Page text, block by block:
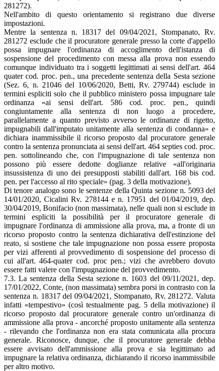
281272).
Nell'ambito di questo orientamento si registrano due diverse
impostazioni.
Mentre la sentenza n. 18317 del 09/04/2021, Stompanato, Rv.
281272 esclude che il procuratore generale presso la corte d'appello
possa impugnare l'ordinanza di accoglimento dell'istanza di
sospensione del procedimento con messa alla prova non essendo
comunque individuato tra i soggetti legittimati ai sensi dell'art. 464
quater cod. proc. pen., una precedente sentenza della Sesta sezione
(Sez. 6, n. 21046 del 10/06/2020, Betti, Rv. 279744) esclude in
termini espliciti solo che il pubblico ministero possa impugnare tale
ordinanza «ai sensi dell'art. 586 cod. proc. pen., quindi
congiuntamente alla sentenza di non luogo a procedere,
parallelamente a quanto previsto avverso le ordinanze di rigetto,
impugnabili dall'imputato unitamente alla sentenza di condanna» e
dichiara inammissibile il ricorso proposto dal procuratore generale
contro la sentenza pronunciata ai sensi dell'art. 464 septies cod. proc.
pen. sottolineando che, con l'impugnazione di tale sentenza non
possono più essere dedotte doglianze relative «all'originaria
insussistenza di uno dei presupposti stabiliti dall'art. 168 bis cod.
pen. per l'accesso al rito speciale» (pag. 3 della motivazione).
Di tenore analogo sono le sentenze della Quinta sezione n. 5093 del
14/01/2020, Cicalini Rv. 278144 e n. 17951 del 01/04/2019, dep.
30/04/2019, Bonifacio (non massimata), nelle quali non si esclude in
termini espliciti la possibilità per il procuratore generale di
impugnare l'ordinanza di ammissione alla prova, ma, a fronte di un
ricorso proposto contro la sentenza dichiarativa dell'estinzione del
reato, si sostiene che tale impugnazione non possa essere proposta
per vizi afferenti al provvedimento di sospensione del processo di
cui all'art. 464-quater cod. proc pen.; vizi che avrebbero dovuto
essere fatti valere con l'impugnazione del provvedimento.
7.3. La sentenza della Sesta sezione n. 1603 del 09/11/2021, dep.
17/01/2022, Conte, (non massimata) sembra porsi in contrasto con la
sentenza n. 18317 del 09/04/2021, Stompanato, Rv. 281272. Valuta
infatti «tempestivo» (così testualmente pag. 5 della motivazione) il
ricorso proposto dal procuratore generale contro un'ordinanza di
ammissione alla prova - ancorché proposto unitamente alla sentenza
- rilevando che l'ordinanza non era stata comunicata alla procura
generale. Riconosce, dunque, che il procuratore generale debba
essere avvisato dell'ammissione alla prova e sia legittimato ad
impugnare la relativa ordinanza, dichiarando il ricorso inammissibile
per altro motivo.